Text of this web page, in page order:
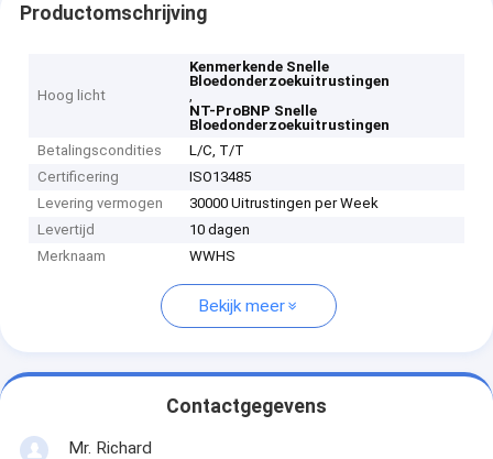
Productomschrijving
Hoog licht
Kenmerkende Snelle
Bloedonderzoekuitrustingen
,
NT-ProBNP Snelle
Bloedonderzoekuitrustingen
Betalingscondities
L/C, T/T
Certificering
ISO13485
Levering vermogen
30000 Uitrustingen per Week
Levertijd
10 dagen
Merknaam
WWHS
Bekijk meer
Contactgegevens
Mr. Richard